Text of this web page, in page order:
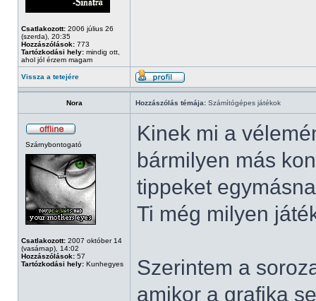
Csatlakozott: 2006 július 26
(szerda), 20:35
Hozzászólások: 773
Tartózkodási hely: mindig ott,
ahol jól érzem magam
Vissza a tetejére
Nora Hozzászólás témája: Számítógépes játékok
Szárnybontogató
Csatlakozott: 2007 október 14
(vasárnap), 14:02
Hozzászólások: 57
Tartózkodási hely: Kunhegyes
Kinek mi a
bármilyen más
tippeket
Ti még milyen
Szerintem a
amikor a grafika